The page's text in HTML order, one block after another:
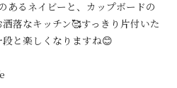
るネイビーと、カップボードの
落なキッチン🥰すっきり片付いた
と楽しくなりますね😊